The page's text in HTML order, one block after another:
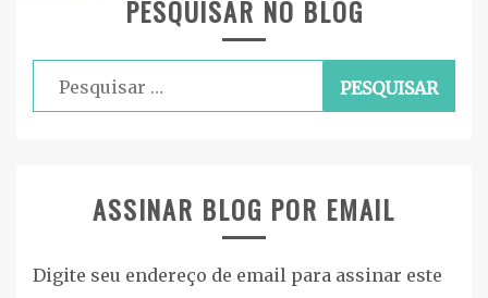
PESQUISAR NO BLOG
Pesquisar
por:
ASSINAR BLOG POR EMAIL
Digite seu endereço de email para assinar este